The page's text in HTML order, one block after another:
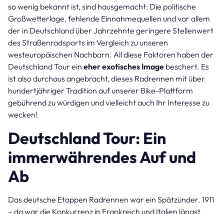
so wenig bekannt ist, sind hausgemacht: Die politische
Großwetterlage, fehlende Einnahmequellen und vor allem
der in Deutschland über Jahrzehnte geringere Stellenwert
des Straßenradsports im Vergleich zu unseren
westeuropäischen Nachbarn. All diese Faktoren haben der
Deutschland Tour ein eher exotisches Image beschert. Es
ist also durchaus angebracht, dieses Radrennen mit über
hundertjähriger Tradition auf unserer Bike-Plattform
gebührend zu würdigen und vielleicht auch Ihr Interesse zu
wecken!
Deutschland Tour: Ein
immerwährendes Auf und
Ab
Das deutsche Etappen Radrennen war ein Spätzünder. 1911
– da war die Konkurrenz in Frankreich und Italien längst